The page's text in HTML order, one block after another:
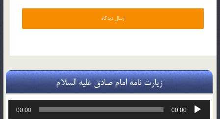
زیارت نامه امام صادق علیه السلام
پخش‌کننده
00:00
00:00